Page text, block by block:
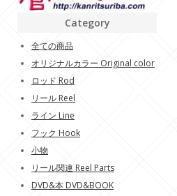
Category
全ての商品
オリジナルカラー Original color
ロッド Rod
リール Reel
ライン Line
フック Hook
小物
リール関連 Reel Parts
DVD&本 DVD&BOOK